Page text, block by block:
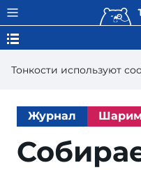
Тонкости используют
Журнал Шарим